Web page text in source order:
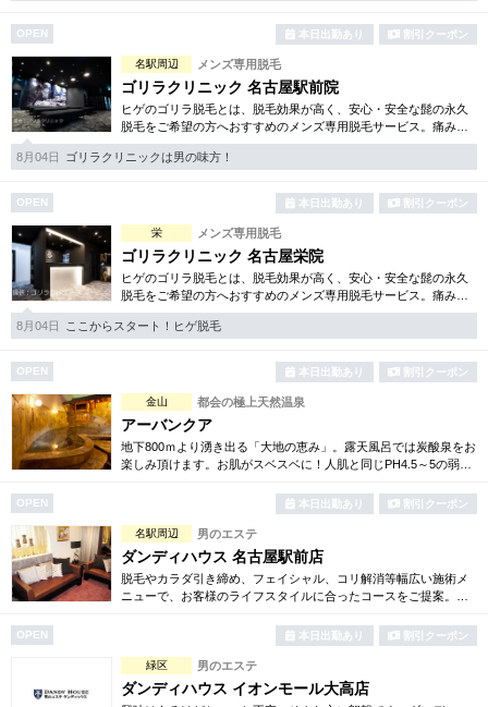
OPEN 本日出勤あり 割引クーポン
名駅周辺 メンズ専用脱毛
ゴリラクリニック 名古屋駅前院
ヒゲのゴリラ脱毛とは、脱毛効果が高く、安心・安全な髭の永久
脱毛をご希望の方へおすすめのメンズ専用脱毛サービス。痛みに
弱い方には医療用麻酔を3種ご用意、医療認可の脱毛機のみを使
用。スキンケアも万全です。
8月04日 ゴリラクリニックは男の味方！
OPEN 本日出勤あり 割引クーポン
栄 メンズ専用脱毛
ゴリラクリニック 名古屋栄院
ヒゲのゴリラ脱毛とは、脱毛効果が高く、安心・安全な髭の永久
脱毛をご希望の方へおすすめのメンズ専用脱毛サービス。痛みに
弱い方には医療用麻酔を3種ご用意、医療認可の脱毛機のみを使
用。スキンケアも万全です。
8月04日 ここからスタート！ヒゲ脱毛
OPEN 本日出勤あり 割引クーポン
金山 都会の極上天然温泉
アーバンクア
地下800ｍより湧き出る「大地の恵み」。露天風呂では炭酸泉をお
楽しみ頂けます。お肌がスベスベに！人肌と同じPH4.5～5の弱酸
OPEN 本日出勤あり 割引クーポン
名駅周辺 男のエステ
ダンディハウス 名古屋駅前店
脱毛やカラダ引き締め、フェイシャル、コリ解消等幅広い施術メ
ニューで、お客様のライフスタイルに合ったコースをご提案。各
OPEN 本日出勤あり 割引クーポン
緑区 男のエステ
ダンディハウス イオンモール大高店